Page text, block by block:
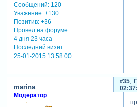
Сообщений:120
Уважение: +130
Позитив: +36
Провел на форуме:
4 дня 23 часа
Последний визит:
25-01-2015 13:58:00
35
marina
Модератор